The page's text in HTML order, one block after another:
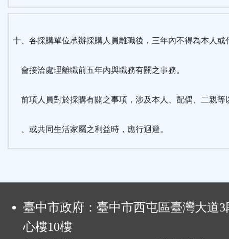
十、各採購單位承辦採購人員離職後，三年內不得為本人或
會接洽處理離職前五年內與職務有關之事務。
前項人員對於採購有關之事項，涉及本人、配偶、二親等
、或共同生活家屬之利益時，應行迴避。
臺中市政府：臺中市西屯區臺灣大道3
心樓10樓